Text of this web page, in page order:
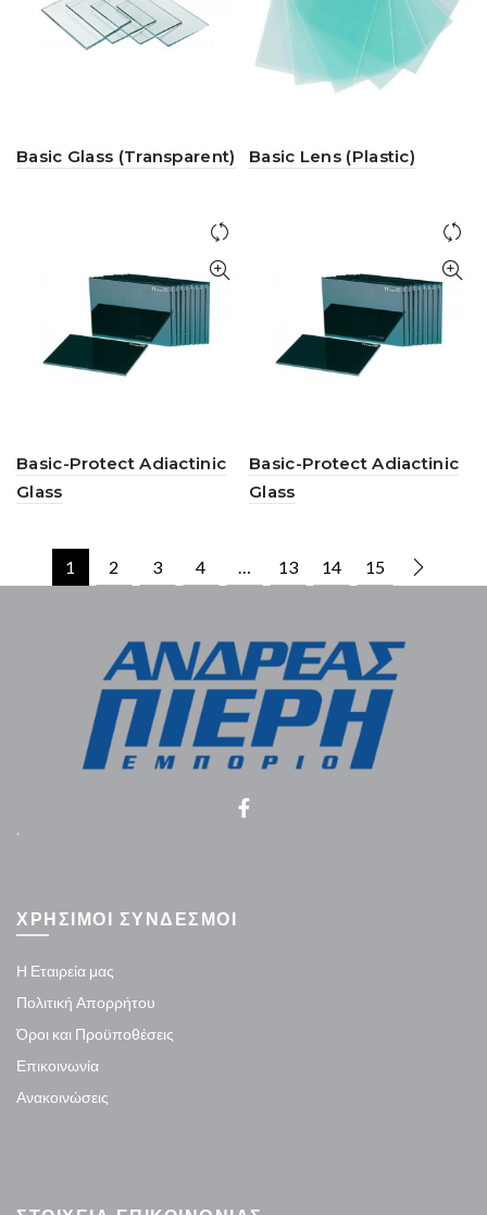
Basic Glass (Transparent) Basic Lens (Plastic)
Basic-Protect Adiactinic
Glass
Basic-Protect Adiactinic
Glass
1 2 3 4 … 13 14 15
.
ΧΡΗΣΙΜΟΙ ΣΥΝΔΕΣΜΟΙ
Η Εταιρεία μας
Πολιτική Απορρήτου
Όροι και Προϋποθέσεις
Επικοινωνία
Ανακοινώσεις